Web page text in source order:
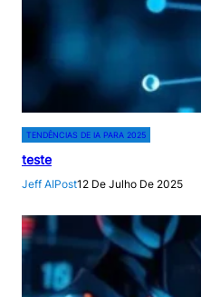
TENDÊNCIAS DE IA PARA 2025
teste
Jeff AIPost12 De Julho De 2025